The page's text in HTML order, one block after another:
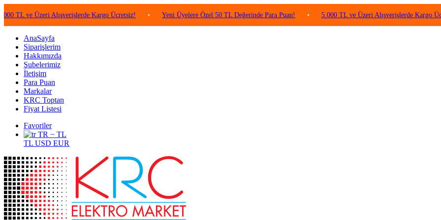
Üzeri Alışverişlerde Kargo Ücretsiz! • Yeni Üyelere Özel 50 TL Değerinde Para Puan! • 5.000 TL ve Üzeri Alışverişlerde Kargo Ücretsiz!
AnaSayfa
Siparişlerim
Hakkımızda
Şubelerimiz
İletişim
Para Puan
Markalar
KRC Toptan
Fiyat Listesi
Favoriler
TR − TL
TL USD EUR